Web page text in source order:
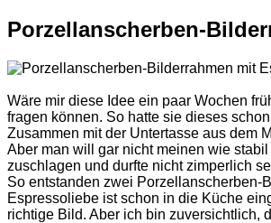
Porzellanscherben-
Wäre mir diese Idee ein paar Wochen
fragen können. So hatte sie dieses
Zusammen mit der Untertasse aus dem
Aber man will gar nicht meinen wie
zuschlagen und durfte nicht zimperlich
So entstanden zwei Porzellanscherben-
Espressoliebe ist schon in die Küche
richtige Bild. Aber ich bin zuversichtlich,